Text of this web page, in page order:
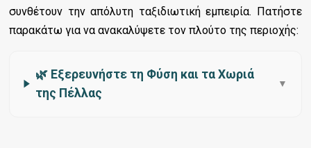
συνθέτουν την απόλυτη ταξιδιωτική εμπειρία. Πατήστε
παρακάτω για να ανακαλύψετε τον πλούτο της περιοχής:
🌿 Εξερευνήστε τη Φύση και τα Χωριά
της Πέλλας
▼